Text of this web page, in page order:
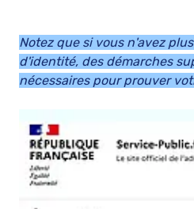
Notez que si vous n'avez
d'identité, des démarches
nécessaires pour prouver